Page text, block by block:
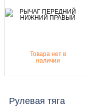
Товара нет в
наличии
Рулевая тяга